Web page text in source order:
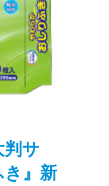
判サ
』新